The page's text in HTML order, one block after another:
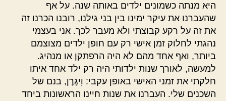
היא מנתה כשמונים ילדים באותה שנה. על אף
שהעברנו את עיקר ימינו בין בני גילנו, רובנו הכרנו זה
את זה על רקע קבוצתי ולא מעבר לכך. אני בעצמי
נהגתי לחלוק זמן אישי רק עם חופן ילדים מצוצמם
ביותר, ואף אחד מהם לא היה הרפתקן או מנהיג.
למעשה, לאורך שנות ילדותי היה רק ילד אחד איתו
חלקתי את זמני האישי באופן עקבי: וִיגְרֶן, בנם של
השכנים שלי. העברנו את שנות חיינו הראשונות ביחד